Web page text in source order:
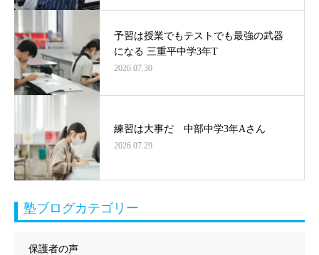
予習は授業でもテストでも最強の武器
になる 三重平中学3年T
2026.07.30
練習は大事だ 中部中学3年Aさん
2026.07.29
塾ブログカテゴリー
保護者の声